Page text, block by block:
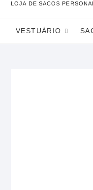
LOJA DE SACOS
VESTUÁRIO